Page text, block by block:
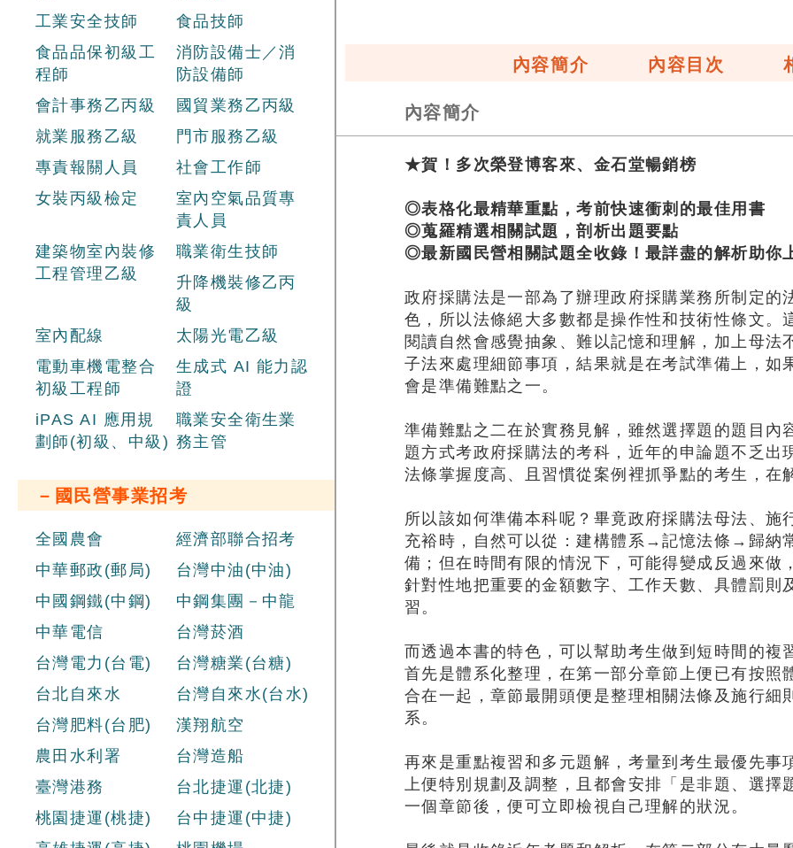
工業安全技師
食品技師
食品品保初級工
程師
消防設備士／消
防設備師
會計事務乙丙級
國貿業務乙丙級
就業服務乙級
門市服務乙級
專責報關人員
社會工作師
女裝丙級檢定
室內空氣品質專
責人員
建築物室內裝修
工程管理乙級
職業衛生技師
升降機裝修乙丙
級
室內配線
太陽光電乙級
電動車機電整合
初級工程師
生成式 AI 能力認
證
iPAS AI 應用規
劃師(初級、中級)
職業安全衛生業
務主管
－國民營事業招考
全國農會
經濟部聯合招考
中華郵政(郵局)
台灣中油(中油)
中國鋼鐵(中鋼)
中鋼集團－中龍
中華電信
台灣菸酒
台灣電力(台電)
台灣糖業(台糖)
台北自來水
台灣自來水(台水)
台灣肥料(台肥)
漢翔航空
農田水利署
台灣造船
臺灣港務
台北捷運(北捷)
桃園捷運(桃捷)
台中捷運(中捷)
內容簡介 內容目次
內容簡介
★賀！多次榮登博客來、金石堂暢銷榜
◎表格化最精華重點，考前快速衝刺的最佳用書
◎蒐羅精選相關試題，剖析出題要點
◎最新國民營相關試題全收錄！最詳盡的解析助你
政府採購法是一部為了辦理政府採購業務所制定
色，所以法條絕大多數都是操作性和技術性條文
閱讀自然會感覺抽象、難以記憶和理解，加上母
子法來處理細節事項，結果就是在考試準備上，
會是準備難點之一。
準備難點之二在於實務見解，雖然選擇題的題目
題方式考政府採購法的考科，近年的申論題不乏
法條掌握度高、且習慣從案例裡抓爭點的考生，在
所以該如何準備本科呢？畢竟政府採購法母法、
充裕時，自然可以從：建構體系→記憶法條→歸納
備；但在時間有限的情況下，可能得變成反過來
針對性地把重要的金額數字、工作天數、具體罰則
習。
而透過本書的特色，可以幫助考生做到短時間的複
首先是體系化整理，在第一部分章節上便已有按
合在一起，章節最開頭便是整理相關法條及施行
系。
再來是重點複習和多元題解，考量到考生最優先
上便特別規劃及調整，且都會安排「是非題、選
一個章節後，便可立即檢視自己理解的狀況。